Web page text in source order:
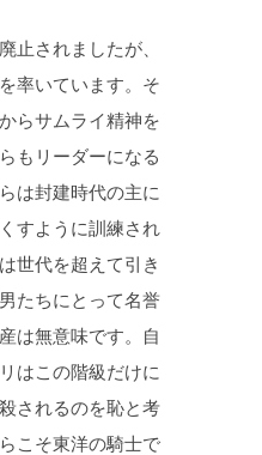
止されましたが、
率いています。そ
らサムライ精神を
もリーダーになる
は封建時代の主に
すように訓練され
世代を超えて引き
たちにとって名誉
は無意味です。自
はこの階級だけに
されるのを恥と考
こそ東洋の騎士で